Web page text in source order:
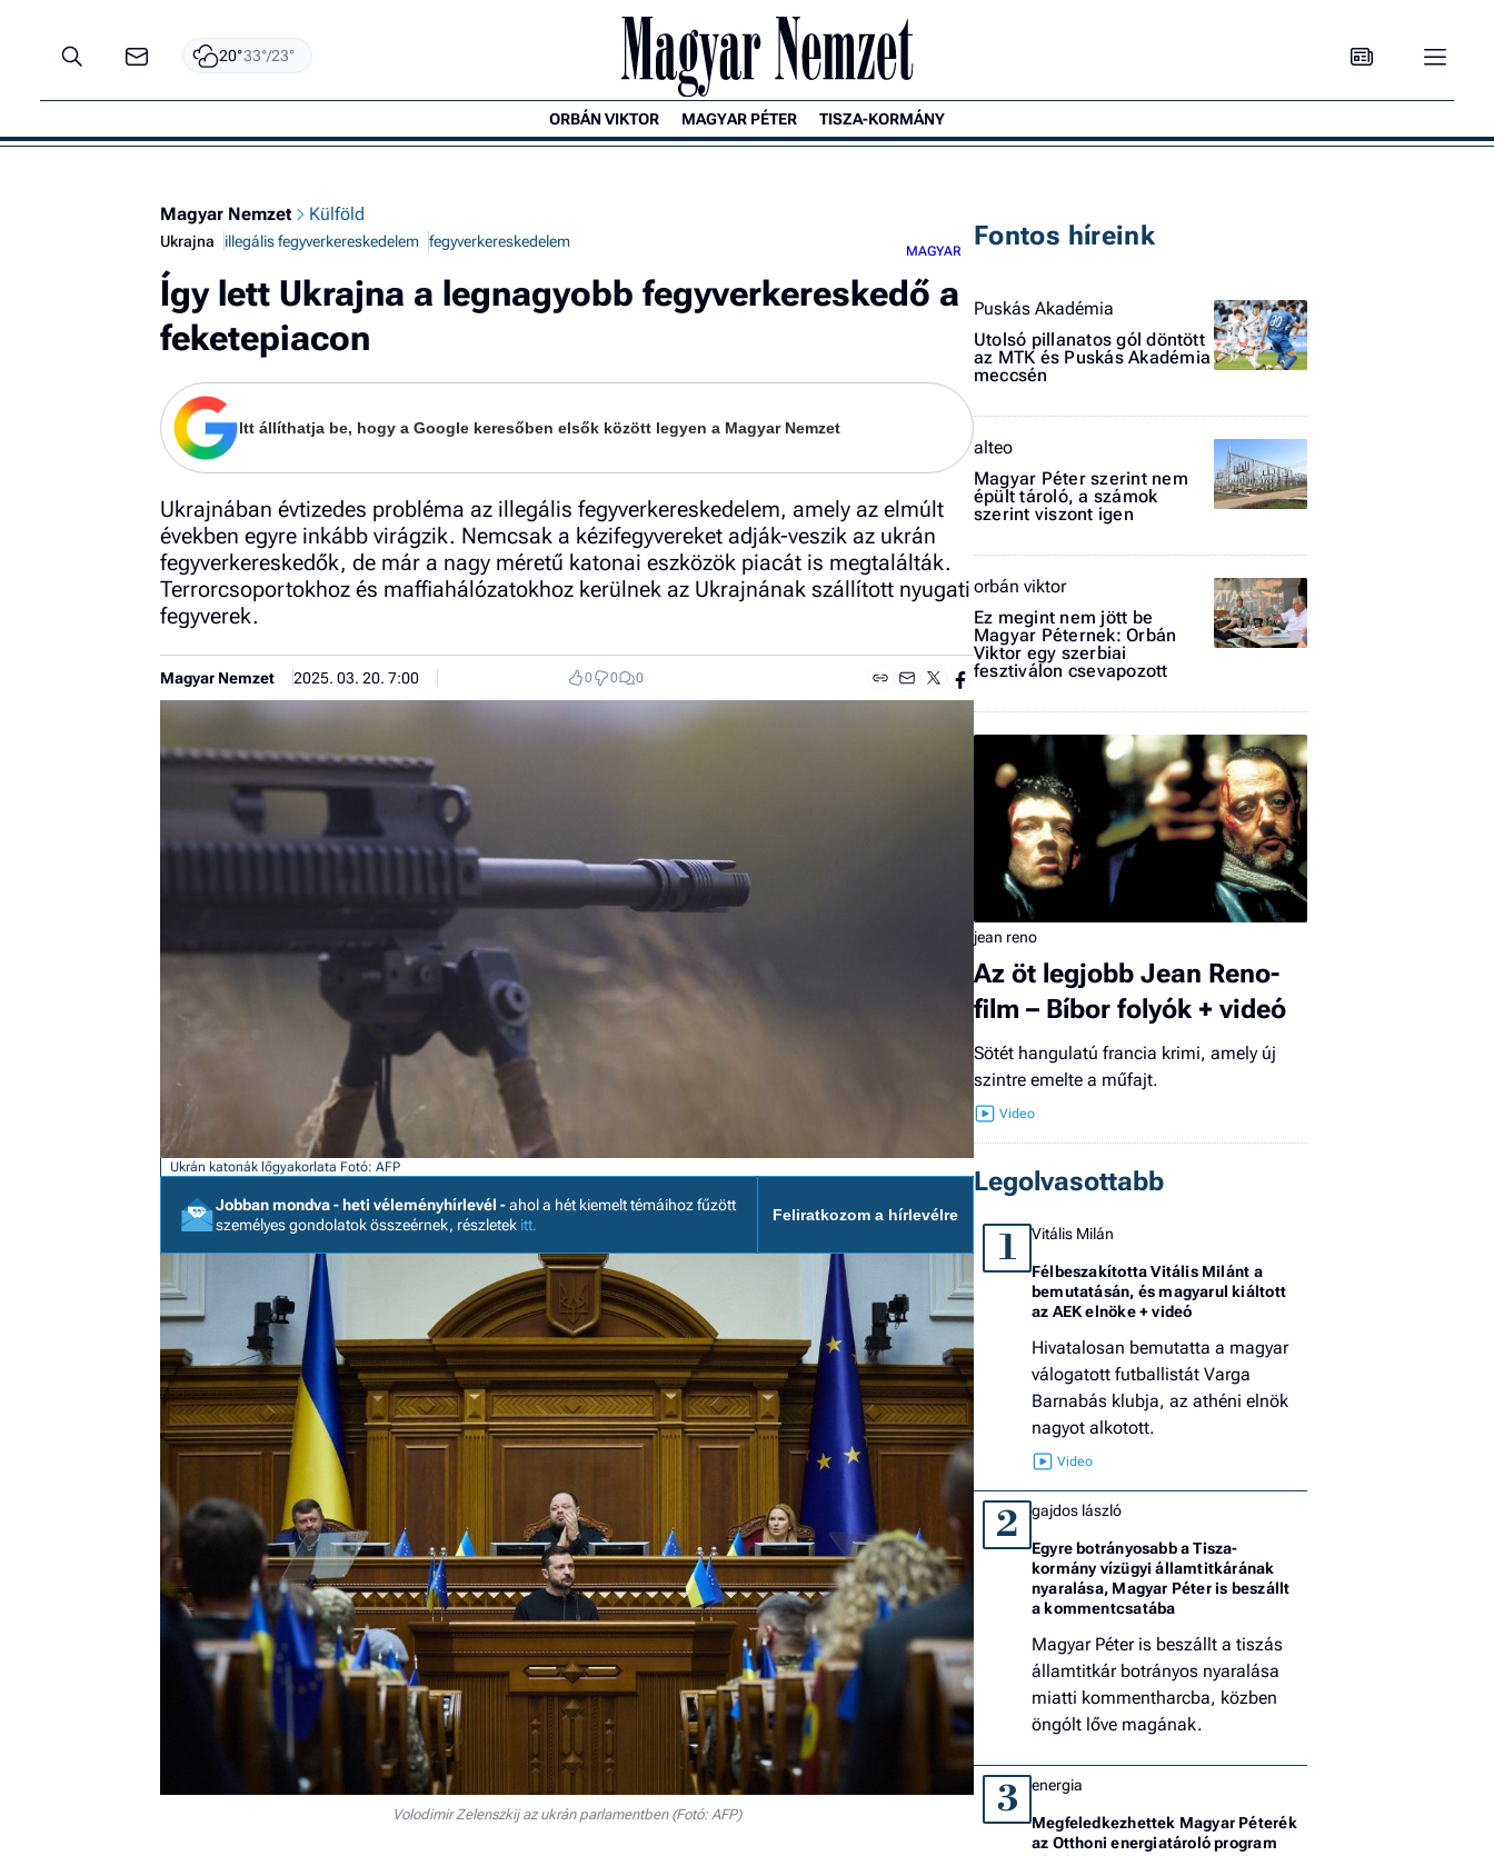
20°33°/23°
ORBÁN VIKTOR MAGYAR PÉTER TISZA-KORMÁNY
Magyar Nemzet Külföld
Ukrajna illegális fegyverkereskedelem fegyverkereskedelem
MAGYAR
Így lett Ukrajna a legnagyobb fegyverkereskedő a
feketepiacon
Itt állíthatja be, hogy a Google keresőben elsők között legyen a Magyar Nemzet
Ukrajnában évtizedes probléma az illegális fegyverkereskedelem, amely az elmúlt
években egyre inkább virágzik. Nemcsak a kézifegyvereket adják-veszik az ukrán
fegyverkereskedők, de már a nagy méretű katonai eszközök piacát is megtalálták.
Terrorcsoportokhoz és maffiahálózatokhoz kerülnek az Ukrajnának szállított nyugati
fegyverek.
Magyar Nemzet 2025. 03. 20. 7:00 0 0 0
Ukrán katonák lőgyakorlata Fotó: AFP
Jobban mondva - heti véleményhírlevél -ahol a hét kiemelt témáihoz fűzött
személyes gondolatok összeérnek, részletek itt.
Feliratkozom a hírlevélre
Volodimir Zelenszkij az ukrán parlamentben (Fotó: AFP)
Fontos híreink
Puskás Akadémia
Utolsó pillanatos gól döntött
az MTK és Puskás Akadémia
meccsén
alteo
Magyar Péter szerint nem
épült tároló, a számok
szerint viszont igen
orbán viktor
Ez megint nem jött be
Magyar Péternek: Orbán
Viktor egy szerbiai
fesztiválon csevapozott
jean reno
Az öt legjobb Jean Reno-
film – Bíbor folyók + videó
Sötét hangulatú francia krimi, amely új
szintre emelte a műfajt.
Legolvasottabb
1 Vitális Milán
Félbeszakította Vitális Milánt a
bemutatásán, és magyarul kiáltott
az AEK elnöke + videó
Hivatalosan bemutatta a magyar
válogatott futballistát Varga
Barnabás klubja, az athéni elnök
nagyot alkotott.
2 gajdos lászló
Egyre botrányosabb a Tisza-
kormány vízügyi államtitkárának
nyaralása, Magyar Péter is beszállt
a kommentcsatába
Magyar Péter is beszállt a tiszás
államtitkár botrányos nyaralása
miatti kommentharcba, közben
öngólt lőve magának.
3 energia
Megfeledkezhettek Magyar Péterék
az Otthoni energiatároló program